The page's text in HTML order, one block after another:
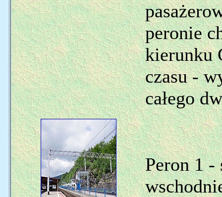
peronie
kierunku
czasu -
całego
Peron 1 -